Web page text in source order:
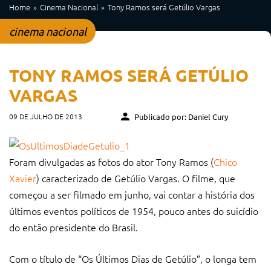
Home Cinema Nacional Tony Ramos será Getúlio Vargas
cinema nacional
TONY RAMOS SERÁ GETÚLIO
VARGAS
09 DE JULHO DE 2013 Publicado por: Daniel Cury
Foram divulgadas as fotos do ator Tony Ramos (Chico
Xavier) caracterizado de Getúlio Vargas. O filme, que
começou a ser filmado em junho, vai contar a história dos
últimos eventos políticos de 1954, pouco antes do suicídio
do então presidente do Brasil.
Com o título de “Os Últimos Dias de Getúlio”, o longa tem